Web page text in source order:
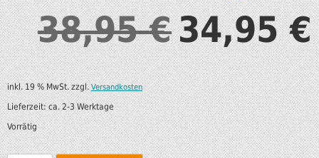
38,95€34,95€
inkl. 19 % MwSt. zzgl.Versandkosten
Lieferzeit:ca. 2-3 Werktage
Vorrätig